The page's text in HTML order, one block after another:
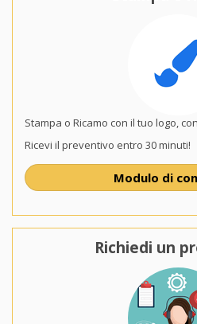
Stampa o Ricamo con il tuo logo,
Ricevi il preventivo entro 30 minuti!
Modulo di
Richiedi un